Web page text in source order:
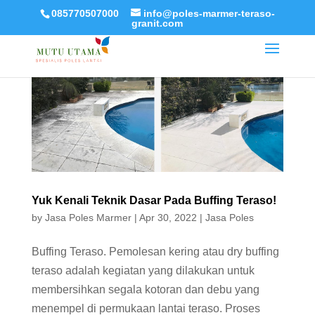
085770507000
info@poles-marmer-teraso-
granit.com
Yuk Kenali Teknik Dasar Pada Buffing Teraso!
by Jasa Poles Marmer| Apr 30, 2022 | Jasa Poles
Buffing Teraso. Pemolesan kering atau dry buffing
teraso adalah kegiatan yang dilakukan untuk
membersihkan segala kotoran dan debu yang
menempel di permukaan lantai teraso. Proses